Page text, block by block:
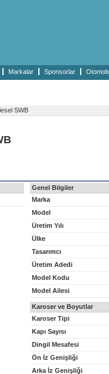
Markalar Sponsorlar
SWB
Genel Bilgiler
Marka
Model
Üretim Yılı
Ülke
Tasarımcı
Üretim Adedi
Model Kodu
Model Ailesi
Karoser ve Boyutlar
Karoser Tipi
Kapı Sayısı
Dingil Mesafesi
Ön İz Genişliği
Arka İz Genişliği